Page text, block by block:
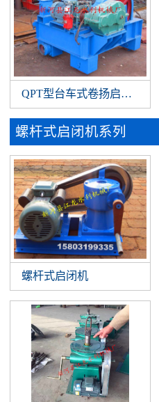
QPT型台车式卷扬启闭机
螺杆式启闭机系列
螺杆式启闭机